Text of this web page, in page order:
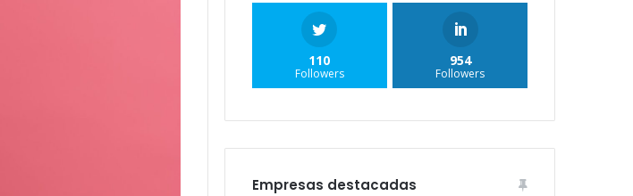
110
Followers
954
Followers
Empresas destacadas